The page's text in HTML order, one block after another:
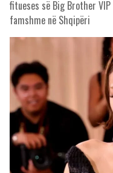
fitueses së Big Brother
famshme në Shqipëri